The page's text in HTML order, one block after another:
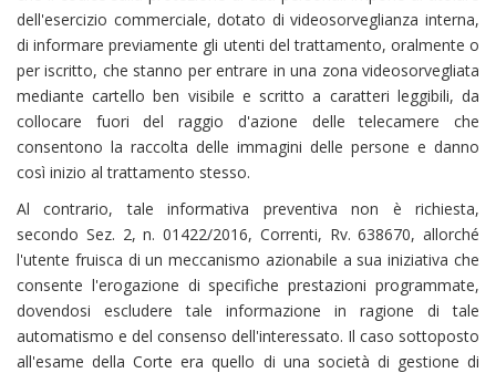
dell'esercizio commerciale, dotato di videosorveglianza interna,
di informare previamente gli utenti del trattamento, oralmente o
per iscritto, che stanno per entrare in una zona videosorvegliata
mediante cartello ben visibile e scritto a caratteri leggibili, da
collocare fuori del raggio d'azione delle telecamere che
consentono la raccolta delle immagini delle persone e danno
così inizio al trattamento stesso.
Al contrario, tale informativa preventiva non è richiesta,
secondo Sez. 2, n. 01422/2016, Correnti, Rv. 638670, allorché
l'utente fruisca di un meccanismo azionabile a sua iniziativa che
consente l'erogazione di specifiche prestazioni programmate,
dovendosi escludere tale informazione in ragione di tale
automatismo e del consenso dell'interessato. Il caso sottoposto
all'esame della Corte era quello di una società di gestione di